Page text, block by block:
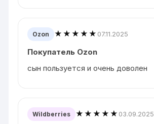
Ozon ★★★★★ 07.11.2025
Покупатель Ozon
сын пользуется и очень доволен
Wildberries ★★★★★ 03.09.2025